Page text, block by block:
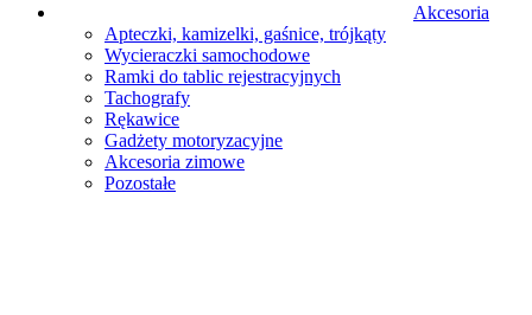
Akcesoria
Apteczki, kamizelki, gaśnice, trójkąty
Wycieraczki samochodowe
Ramki do tablic rejestracyjnych
Tachografy
Rękawice
Gadżety motoryzacyjne
Akcesoria zimowe
Pozostałe